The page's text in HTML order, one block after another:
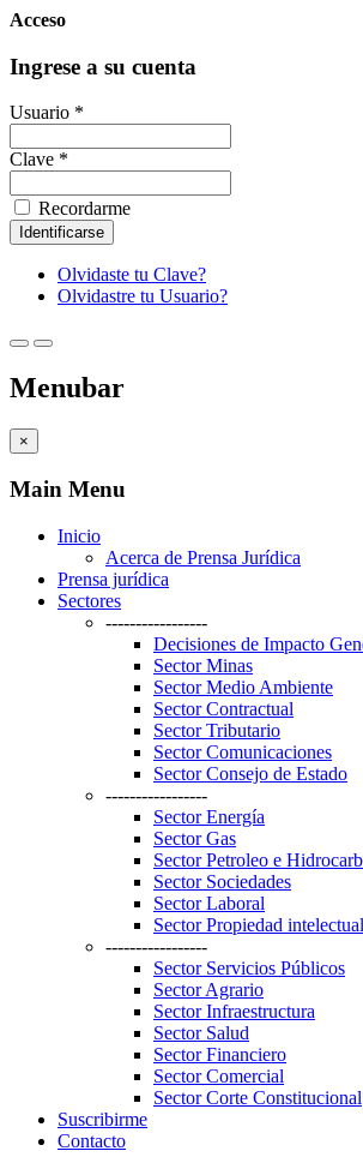
Acceso
Ingrese a su cuenta
Usuario *
Clave *
Recordarme
Olvidaste tu Clave?
Olvidastre tu Usuario?
Menubar
×
Main Menu
Inicio
Acerca de Prensa Jurídica
Prensa jurídica
Sectores
-----------------
Decisiones de Impacto
Sector Minas
Sector Medio Ambiente
Sector Contractual
Sector Tributario
Sector Comunicaciones
Sector Consejo de Estado
-----------------
Sector Energía
Sector Gas
Sector Petroleo e
Sector Sociedades
Sector Laboral
Sector Propiedad intelectual
-----------------
Sector Servicios Públicos
Sector Agrario
Sector Infraestructura
Sector Salud
Sector Financiero
Sector Comercial
Sector Corte Constitucional
Suscribirme
Contacto